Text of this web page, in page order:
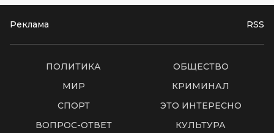
Реклама RSS
ПОЛИТИКА
ОБЩЕСТВО
МИР
КРИМИНАЛ
СПОРТ
ЭТО ИНТЕРЕСНО
ВОПРОС-ОТВЕТ
КУЛЬТУРА